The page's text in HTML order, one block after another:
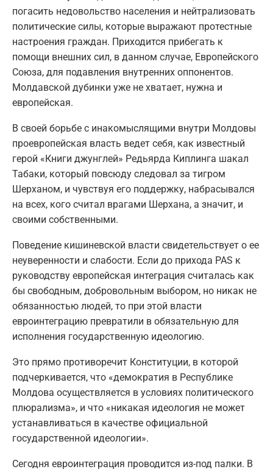
погасить недовольство населения и нейтрализовать
политические силы, которые выражают протестные
настроения граждан. Приходится прибегать к
помощи внешних сил, в данном случае, Европейского
Союза, для подавления внутренних оппонентов.
Молдавской дубинки уже не хватает, нужна и
европейская.
В своей борьбе с инакомыслящими внутри Молдовы
проевропейская власть ведет себя, как известный
герой «Книги джунглей» Редьярда Киплинга шакал
Табаки, который повсюду следовал за тигром
Шерханом, и чувствуя его поддержку, набрасывался
на всех, кого считал врагами Шерхана, а значит, и
своими собственными.
Поведение кишиневской власти свидетельствует о ее
неуверенности и слабости. Если до прихода PAS к
руководству европейская интеграция считалась как
бы свободным, добровольным выбором, но никак не
обязанностью людей, то при этой власти
евроинтеграцию превратили в обязательную для
исполнения государственную идеологию.
Это прямо противоречит Конституции, в которой
подчеркивается, что «демократия в Республике
Молдова осуществляется в условиях политического
плюрализма», и что «никакая идеология не может
устанавливаться в качестве официальной
государственной идеологии».
Сегодня евроинтеграция проводится из-под палки. В